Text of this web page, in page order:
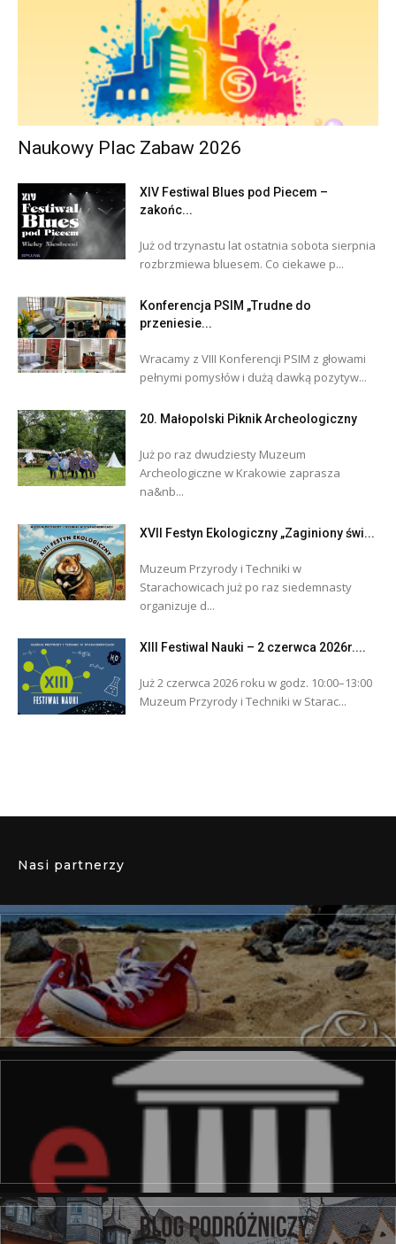
Naukowy Plac Zabaw 2026
XIV Festiwal Blues pod Piecem –
zakońc...
Już od trzynastu lat ostatnia sobota sierpnia
rozbrzmiewa bluesem. Co ciekawe p...
Konferencja PSIM „Trudne do
przeniesie...
Wracamy z VIII Konferencji PSIM z głowami
pełnymi pomysłów i dużą dawką pozytyw...
20. Małopolski Piknik Archeologiczny
Już po raz dwudziesty Muzeum
Archeologiczne w Krakowie zaprasza
na&nb...
XVII Festyn Ekologiczny „Zaginiony świ...
Muzeum Przyrody i Techniki w
Starachowicach już po raz siedemnasty
organizuje d...
XIII Festiwal Nauki – 2 czerwca 2026r....
Już 2 czerwca 2026 roku w godz. 10:00–13:00
Muzeum Przyrody i Techniki w Starac...
Nasi partnerzy